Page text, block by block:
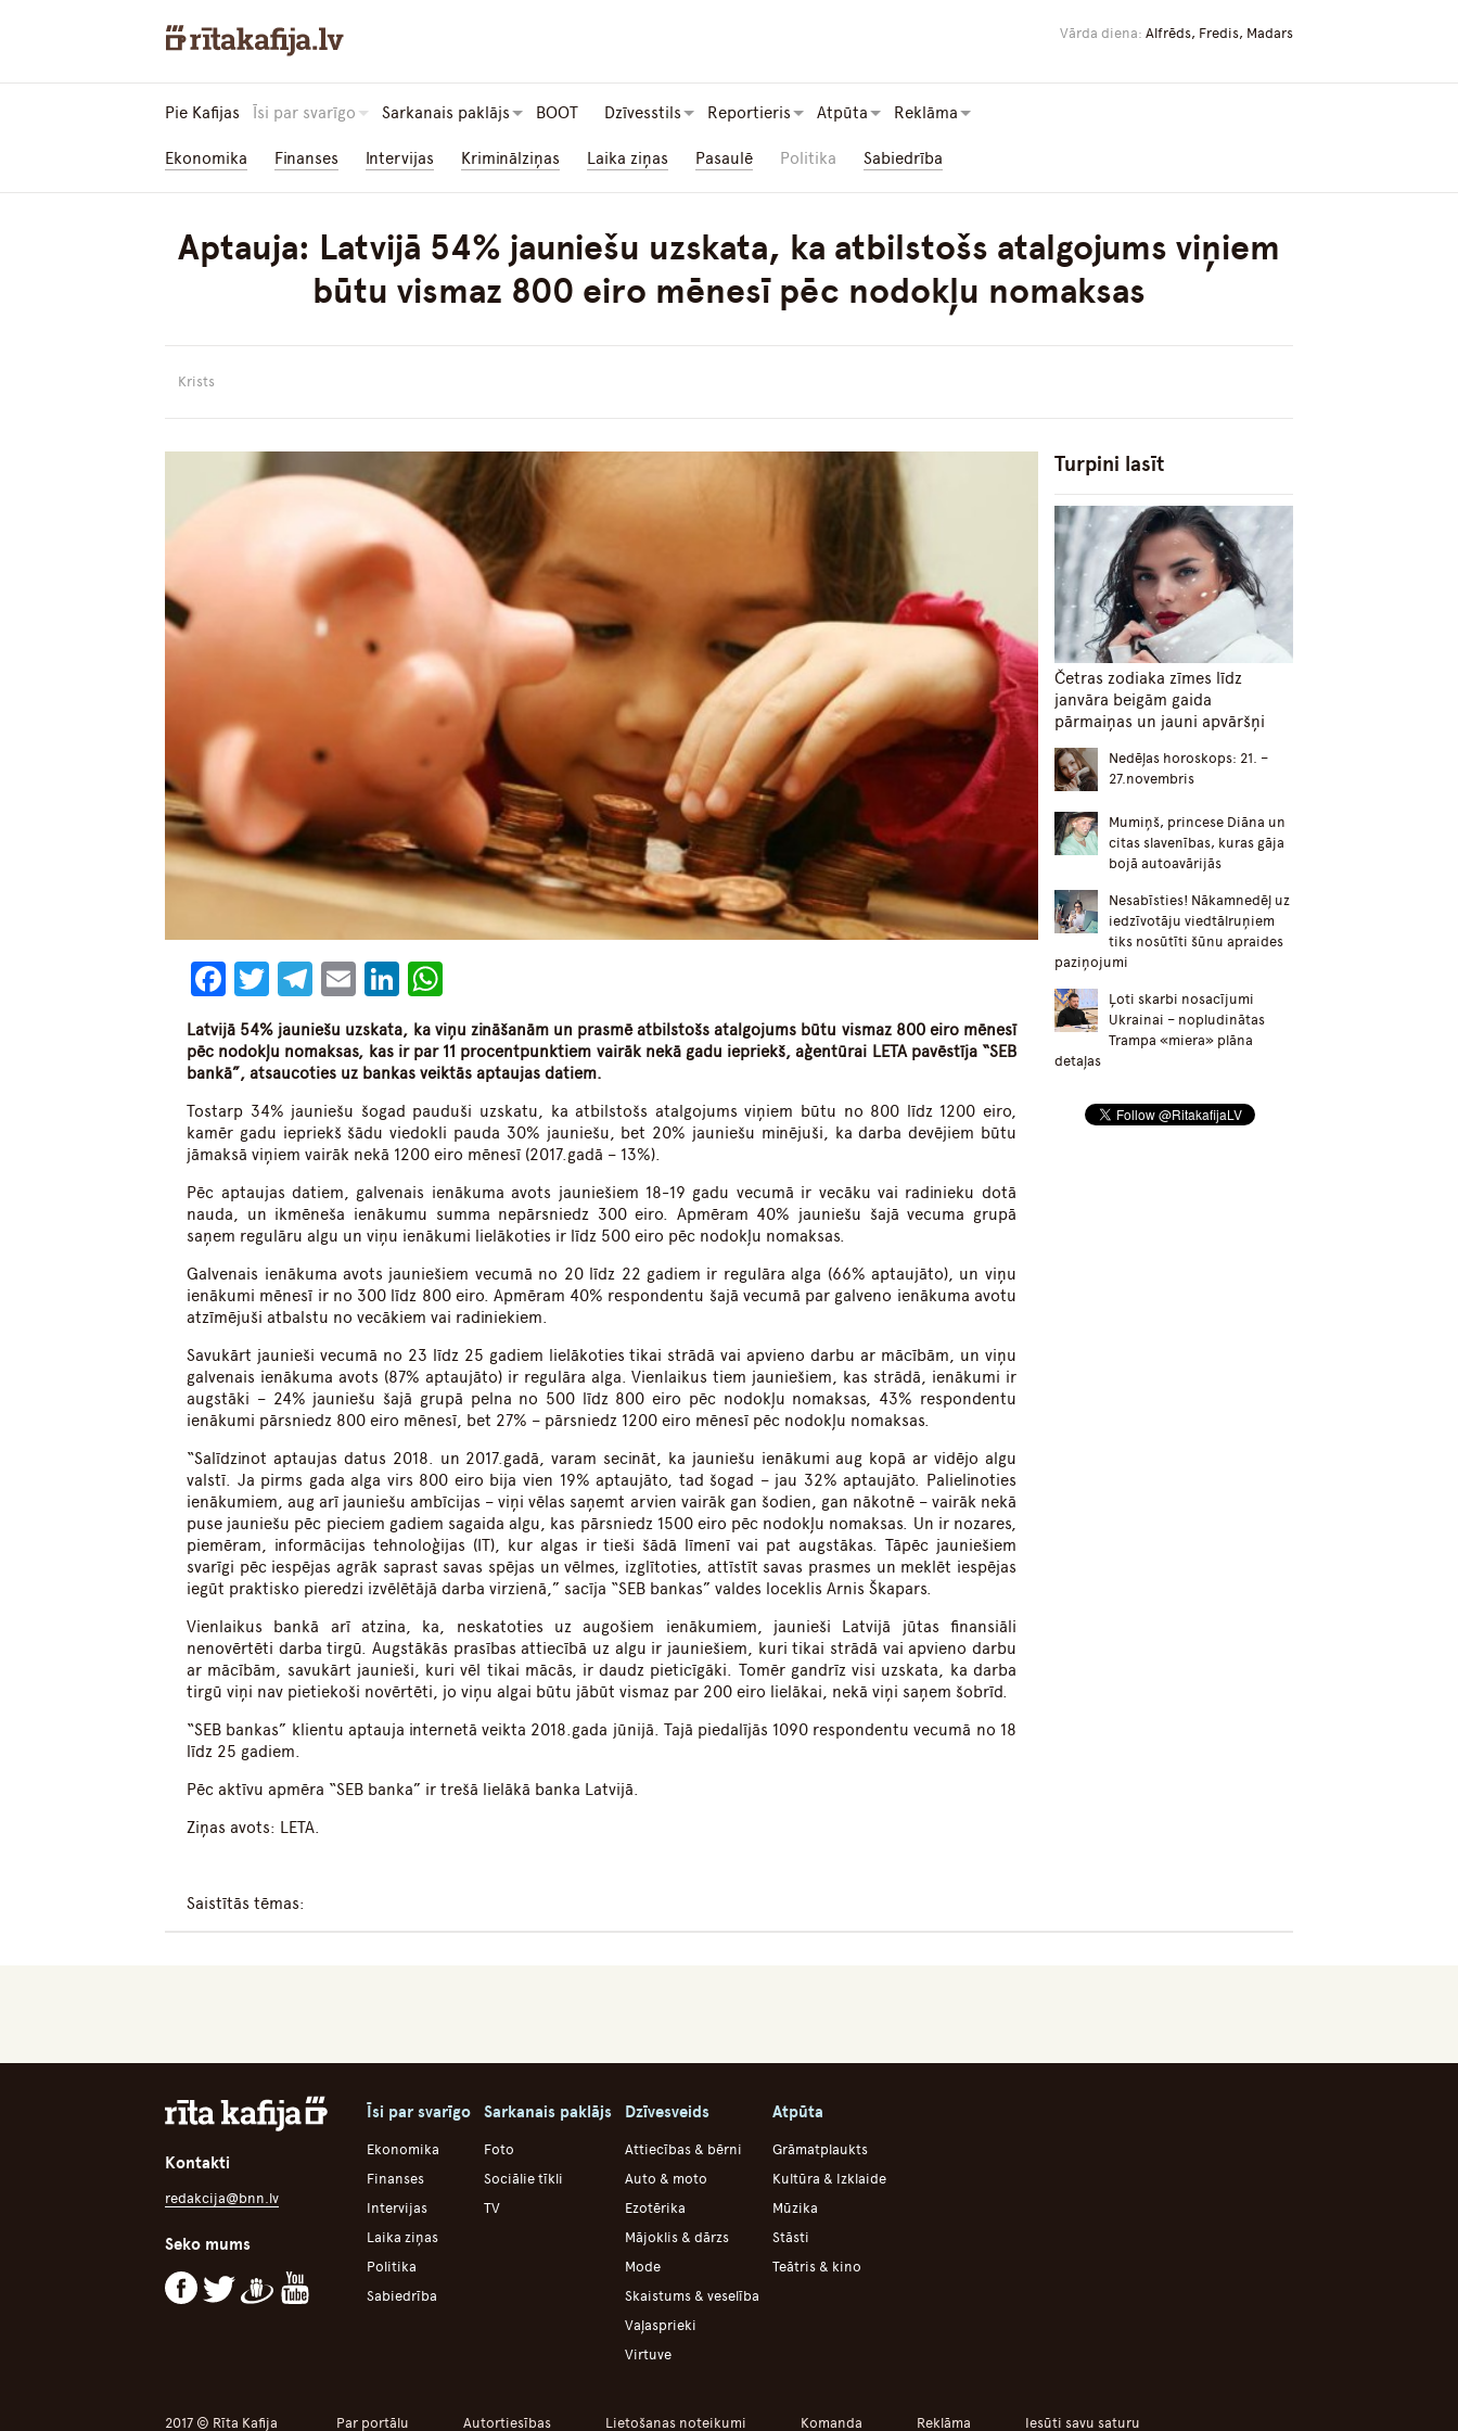
Vārda diena: Alfrēds, Fredis, Madars
Pie Kafijas Īsi par svarīgo Sarkanais paklājs BOOT Dzīvesstils Reportieris Atpūta Reklāma
Ekonomika Finanses Intervijas Kriminālziņas Laika ziņas Pasaulē Politika Sabiedrība
Aptauja: Latvijā 54% jauniešu uzskata, ka atbilstošs atalgojums viņiem
būtu vismaz 800 eiro mēnesī pēc nodokļu nomaksas
Krists
Facebook
Twitter
Telegram
EmailLinkedIn
Latvijā 54% jauniešu uzskata, ka viņu zināšanām un prasmē atbilstošs atalgojums būtu vismaz 800 eiro mēnesī
pēc nodokļu nomaksas, kas ir par 11 procentpunktiem vairāk nekā gadu iepriekš, aģentūrai LETA pavēstīja “SEB
bankā”, atsaucoties uz bankas veiktās aptaujas datiem.
Tostarp 34% jauniešu šogad pauduši uzskatu, ka atbilstošs atalgojums viņiem būtu no 800 līdz 1200 eiro,
kamēr gadu iepriekš šādu viedokli pauda 30% jauniešu, bet 20% jauniešu minējuši, ka darba devējiem būtu
jāmaksā viņiem vairāk nekā 1200 eiro mēnesī (2017.gadā – 13%).
Pēc aptaujas datiem, galvenais ienākuma avots jauniešiem 18-19 gadu vecumā ir vecāku vai radinieku dotā
nauda, un ikmēneša ienākumu summa nepārsniedz 300 eiro. Apmēram 40% jauniešu šajā vecuma grupā
saņem regulāru algu un viņu ienākumi lielākoties ir līdz 500 eiro pēc nodokļu nomaksas.
Galvenais ienākuma avots jauniešiem vecumā no 20 līdz 22 gadiem ir regulāra alga (66% aptaujāto), un viņu
ienākumi mēnesī ir no 300 līdz 800 eiro. Apmēram 40% respondentu šajā vecumā par galveno ienākuma avotu
atzīmējuši atbalstu no vecākiem vai radiniekiem.
Savukārt jaunieši vecumā no 23 līdz 25 gadiem lielākoties tikai strādā vai apvieno darbu ar mācībām, un viņu
galvenais ienākuma avots (87% aptaujāto) ir regulāra alga. Vienlaikus tiem jauniešiem, kas strādā, ienākumi ir
augstāki – 24% jauniešu šajā grupā pelna no 500 līdz 800 eiro pēc nodokļu nomaksas, 43% respondentu
ienākumi pārsniedz 800 eiro mēnesī, bet 27% – pārsniedz 1200 eiro mēnesī pēc nodokļu nomaksas.
“Salīdzinot aptaujas datus 2018. un 2017.gadā, varam secināt, ka jauniešu ienākumi aug kopā ar vidējo algu
valstī. Ja pirms gada alga virs 800 eiro bija vien 19% aptaujāto, tad šogad – jau 32% aptaujāto. Palielinoties
ienākumiem, aug arī jauniešu ambīcijas – viņi vēlas saņemt arvien vairāk gan šodien, gan nākotnē – vairāk nekā
puse jauniešu pēc pieciem gadiem sagaida algu, kas pārsniedz 1500 eiro pēc nodokļu nomaksas. Un ir nozares,
piemēram, informācijas tehnoloģijas (IT), kur algas ir tieši šādā līmenī vai pat augstākas. Tāpēc jauniešiem
svarīgi pēc iespējas agrāk saprast savas spējas un vēlmes, izglītoties, attīstīt savas prasmes un meklēt iespējas
iegūt praktisko pieredzi izvēlētājā darba virzienā,” sacīja “SEB bankas” valdes loceklis Arnis Škapars.
Vienlaikus bankā arī atzina, ka, neskatoties uz augošiem ienākumiem, jaunieši Latvijā jūtas finansiāli
nenovērtēti darba tirgū. Augstākās prasības attiecībā uz algu ir jauniešiem, kuri tikai strādā vai apvieno darbu
ar mācībām, savukārt jaunieši, kuri vēl tikai mācās, ir daudz pieticīgāki. Tomēr gandrīz visi uzskata, ka darba
tirgū viņi nav pietiekoši novērtēti, jo viņu algai būtu jābūt vismaz par 200 eiro lielākai, nekā viņi saņem šobrīd.
“SEB bankas” klientu aptauja internetā veikta 2018.gada jūnijā. Tajā piedalījās 1090 respondentu vecumā no 18
līdz 25 gadiem.
Pēc aktīvu apmēra “SEB banka” ir trešā lielākā banka Latvijā.
Ziņas avots: LETA.
Saistītās tēmas:
Turpini lasīt
Četras zodiaka zīmes līdz
janvāra beigām gaida
pārmaiņas un jauni apvāršņi
Nedēļas horoskops: 21. –
27.novembris
Mumiņš, princese Diāna un
citas slavenības, kuras gāja
bojā autoavārijās
Nesabīsties! Nākamnedēļ uz
iedzīvotāju viedtālruņiem
tiks nosūtīti šūnu apraides
paziņojumi
Ļoti skarbi nosacījumi
Ukrainai – nopludinātas
Trampa «miera» plāna
detaļas
Kontakti
redakcija@bnn.lv
Seko mums
Īsi par svarīgo
Ekonomika
Finanses
Intervijas
Laika ziņas
Politika
Sabiedrība
Sarkanais paklājs
Foto
Sociālie tīkli
TV
Dzīvesveids
Attiecības & bērni
Auto & moto
Ezotērika
Mājoklis & dārzs
Mode
Skaistums & veselība
Vaļasprieki
Virtuve
Atpūta
Grāmatplaukts
Kultūra & Izklaide
Mūzika
Stāsti
Teātris & kino
2017 © Rīta Kafija Par portālu Autortiesības Lietošanas noteikumi Komanda Reklāma Iesūti savu saturu